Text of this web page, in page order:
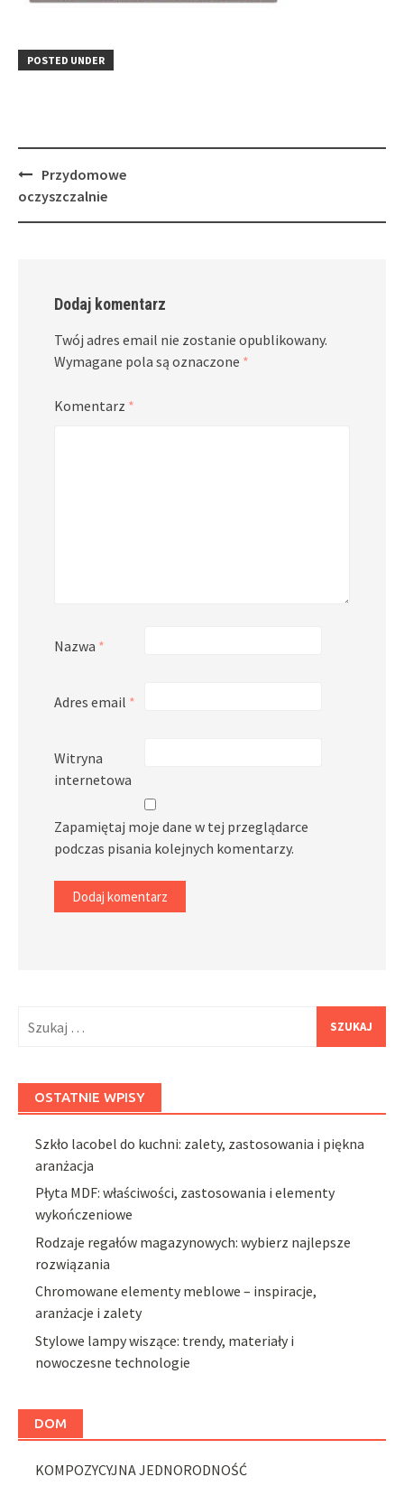
POSTED UNDER
Post
navigation
Przydomowe
oczyszczalnie
Dodaj komentarz
Twój adres email nie zostanie opublikowany.
Wymagane pola są oznaczone *
Komentarz *
Nazwa *
Adres email *
Witryna
internetowa
Zapamiętaj moje dane w tej przeglądarce
podczas pisania kolejnych komentarzy.
OSTATNIE WPISY
Szkło lacobel do kuchni: zalety, zastosowania i piękna
aranżacja
Płyta MDF: właściwości, zastosowania i elementy
wykończeniowe
Rodzaje regałów magazynowych: wybierz najlepsze
rozwiązania
Chromowane elementy meblowe – inspiracje,
aranżacje i zalety
Stylowe lampy wiszące: trendy, materiały i
nowoczesne technologie
DOM
KOMPOZYCYJNA JEDNORODNOŚĆ